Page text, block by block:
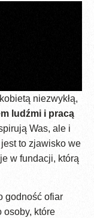
niezwykłą,
ludźmi i pracą
Was, ale i
to zjawisko we
w fundacji, którą
godność ofiar
osoby, które